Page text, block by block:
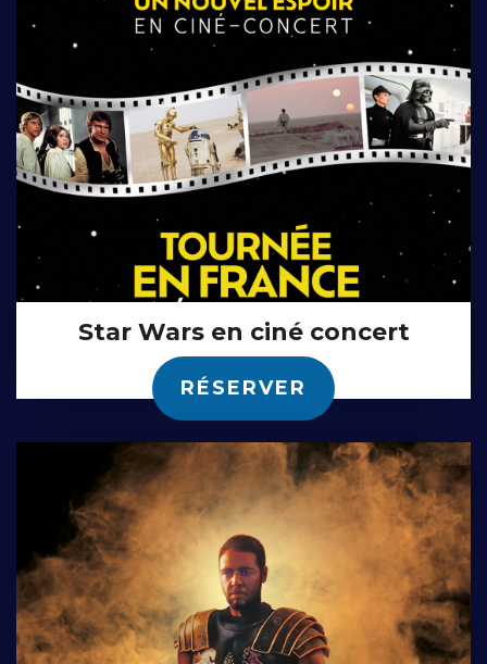
Star Wars en ciné concert
RÉSERVER